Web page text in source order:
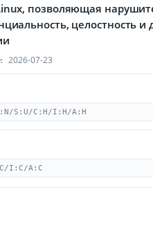
позволяющая
целостность и
2026-07-23
S:U/C:H/I:H/A:H
I:C/A:C